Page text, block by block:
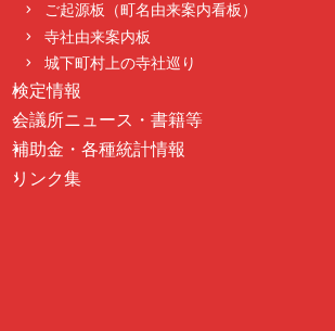
ご起源板（町名由来案内看板）
寺社由来案内板
城下町村上の寺社巡り
検定情報
会議所ニュース・書籍等
補助金・各種統計情報
リンク集